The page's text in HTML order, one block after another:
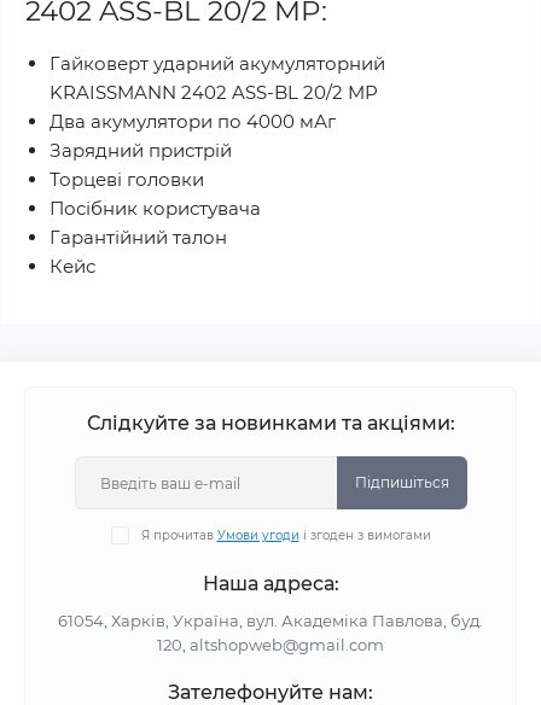
2402 ASS-BL 20/2 MP:
Гайковерт ударний акумуляторний
KRAISSMANN 2402 ASS-BL 20/2 MP
Два акумулятори по 4000 мАг
Зарядний пристрій
Торцеві головки
Посібник користувача
Гарантійний талон
Кейс
Слідкуйте за новинками та акціями:
Підпишіться
Я прочитав Умови угоди і згоден з вимогами
Наша адреса:
61054, Харків, Україна, вул. Академіка Павлова, буд.
120, altshopweb@gmail.com
Зателефонуйте нам: